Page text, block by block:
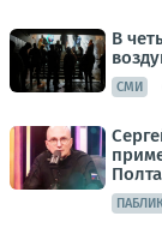
В
СМИ